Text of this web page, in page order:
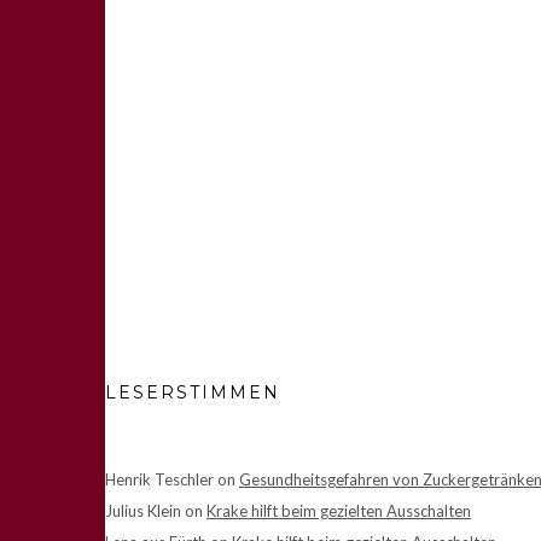
LESERSTIMMEN
Henrik Teschleron Gesundheitsgefahren von Zuckergetränken
Julius Klein on Krake hilft beim gezielten Ausschalten